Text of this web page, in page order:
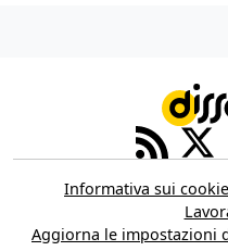
Informativa sui cookie
Aggiorna le impostazioni